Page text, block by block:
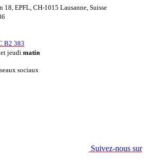
18, EPFL, CH-1015 Lausanne, Suisse
B2 383
jeudi matin
sociaux
Suivez-nous sur